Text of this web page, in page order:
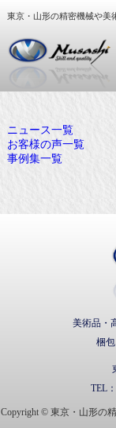
東京・山形の精密機械や美
ニュース一覧
お客様の声一覧
事例集一覧
美術品・
梱
TEL：
Copyright © 東京・山形の